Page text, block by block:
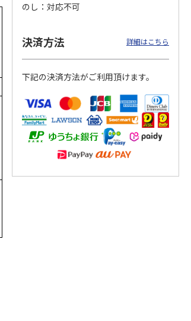
のし
対応不可
決済方法 詳細はこちら
下記の決済方法がご利用頂けます。